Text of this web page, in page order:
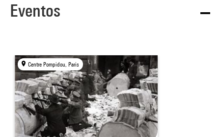
Eventos
Centre Pompidou, Paris